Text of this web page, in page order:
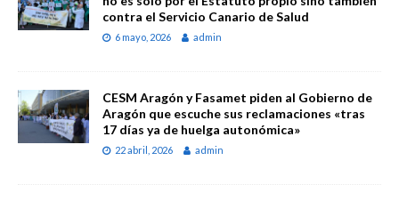
contra el Servicio Canario de Salud
6 mayo, 2026 admin
CESM Aragón y Fasamet piden al Gobierno de
Aragón que escuche sus reclamaciones «tras
17 días ya de huelga autonómica»
22 abril, 2026 admin